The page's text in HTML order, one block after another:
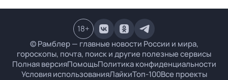
© Рамблер — главные новости России и мира,
гороскопы, почта, поиск и другие полезные сервисы
Полная версияПомощьПолитика конфиденциальности
Условия использованияЛайкиТоп-100Все проекты
18+